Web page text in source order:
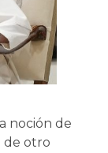
noción de
de otro